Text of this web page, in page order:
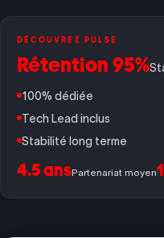
DÉCOUVREZ PULSE
Rétention 95%
100% dédiée
Tech Lead inclus
Stabilité long terme
4.5 ansPartenariat moyen